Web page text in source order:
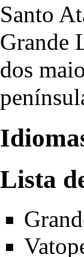
Santo
Grande
dos
Lista